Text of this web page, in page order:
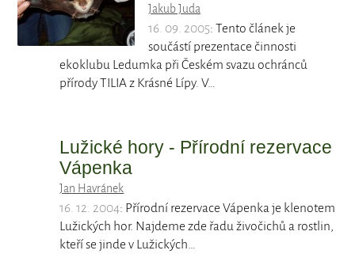
Jakub Juda
16. 09. 2005: Tento článek je
součástí prezentace činnosti
ekoklubu Ledumka při Českém svazu ochránců
přírody TILIA z Krásné Lípy. V…
Lužické hory - Přírodní rezervace
Vápenka
Jan Havránek
16. 12. 2004: Přírodní rezervace Vápenka je klenotem
Lužických hor. Najdeme zde řadu živočichů a rostlin,
kteří se jinde v Lužických…